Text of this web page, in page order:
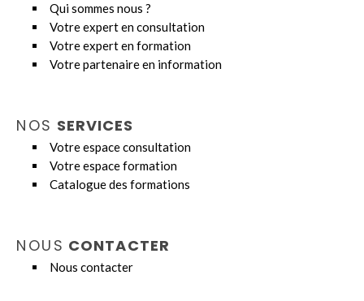
Qui sommes nous ?
Votre expert en consultation
Votre expert en formation
Votre partenaire en information
NOS SERVICES
Votre espace consultation
Votre espace formation
Catalogue des formations
NOUS CONTACTER
Nous contacter